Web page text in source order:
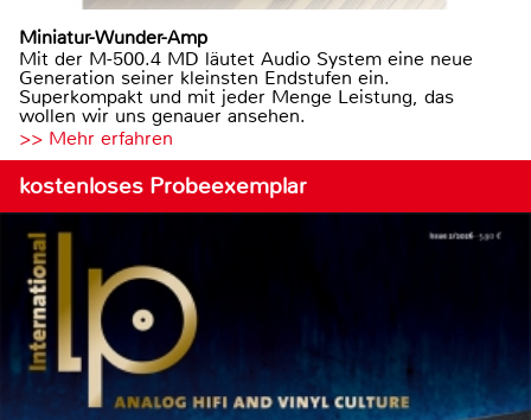
Miniatur-Wunder-Amp
Mit der M-500.4 MD läutet Audio System eine neue
Generation seiner kleinsten Endstufen ein.
Superkompakt und mit jeder Menge Leistung, das
wollen wir uns genauer ansehen.
>> Mehr erfahren
kostenloses Probeexemplar